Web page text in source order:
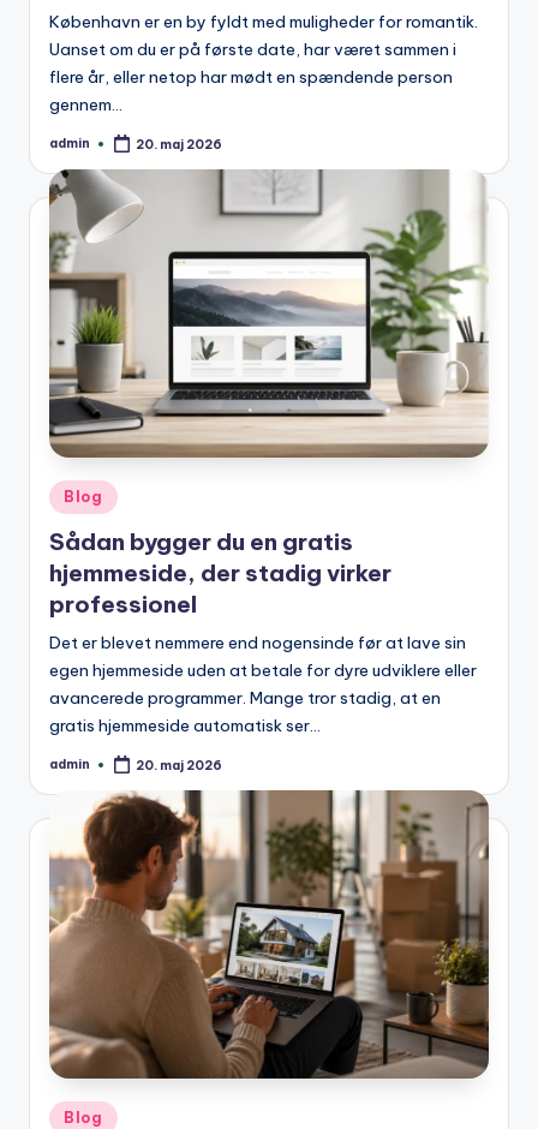
København er en by fyldt med muligheder for romantik.
Uanset om du er på første date, har været sammen i
flere år, eller netop har mødt en spændende person
gennem…
Posted
admin 20. maj 2026
Posted
in
Blog
Sådan bygger du en gratis
hjemmeside, der stadig virker
professionel
Det er blevet nemmere end nogensinde før at lave sin
egen hjemmeside uden at betale for dyre udviklere eller
avancerede programmer. Mange tror stadig, at en
gratis hjemmeside automatisk ser…
Posted
admin 20. maj 2026
Posted
Blog